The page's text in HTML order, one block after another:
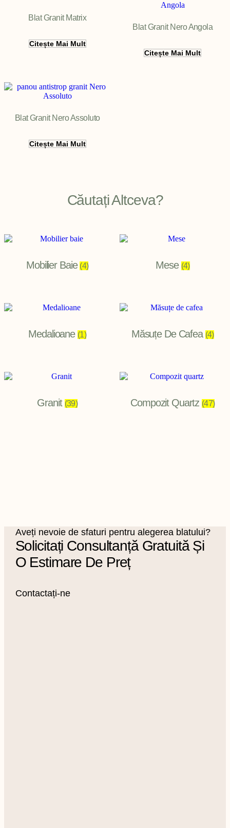
Blat Granit Matrix
Citește Mai Mult
Blat Granit Nero Angola
Citește Mai Mult
Blat Granit Nero Assoluto
Citește Mai Mult
Căutați Altceva?
Mobilier Baie(4) Mese (4)
Medalioane (1) Măsuțe De Cafea (4)
Granit (39) Compozit Quartz(47)
Aveți nevoie de sfaturi pentru alegerea blatului?
Solicitați Consultanță Gratuită Și
O Estimare De Preț
Contactați-ne